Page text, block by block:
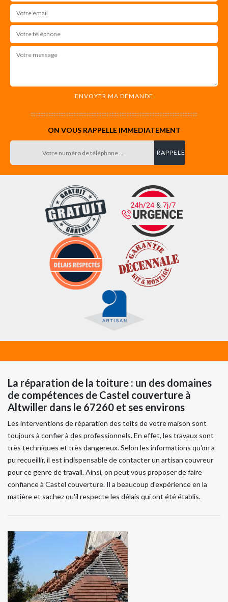
ON VOUS RAPPELLE IMMEDIATEMENT
La réparation de la toiture : un des domaines
de compétences de Castel couverture à
Altwiller dans le 67260 et ses environs
Les interventions de réparation des toits de votre maison sont
toujours à confier à des professionnels. En effet, les travaux sont
très techniques et très dangereux. Selon les informations qu'on a
pu recueillir, il est indispensable de contacter un artisan couvreur
pour ce genre de travail. Ainsi, on peut vous proposer de faire
confiance à Castel couverture. Il a beaucoup d'expérience en la
matière et sachez qu'il respecte les délais qui ont été établis.